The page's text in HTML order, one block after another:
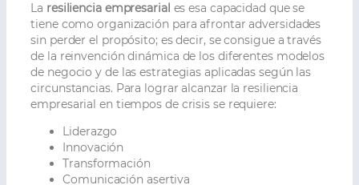
La resiliencia empresarial es esa capacidad que se
tiene como organización para afrontar adversidades
sin perder el propósito; es decir, se consigue a través
de la reinvención dinámica de los diferentes modelos
de negocio y de las estrategias aplicadas según las
circunstancias. Para lograr alcanzar la resiliencia
empresarial en tiempos de crisis se requiere:
Liderazgo
Innovación
Transformación
Comunicación asertiva